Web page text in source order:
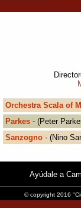
Orchestra Scala of
Parkes- (Peter
Sanzogno- (Nino
Ayúdale a
© copyright 2016